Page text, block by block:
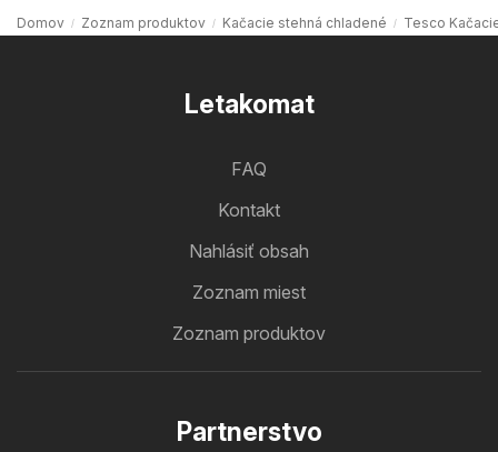
Domov Zoznam produktov Kačacie stehná chladené Tesco
Letakomat
FAQ
Kontakt
Nahlásiť obsah
Zoznam miest
Zoznam produktov
Partnerstvo